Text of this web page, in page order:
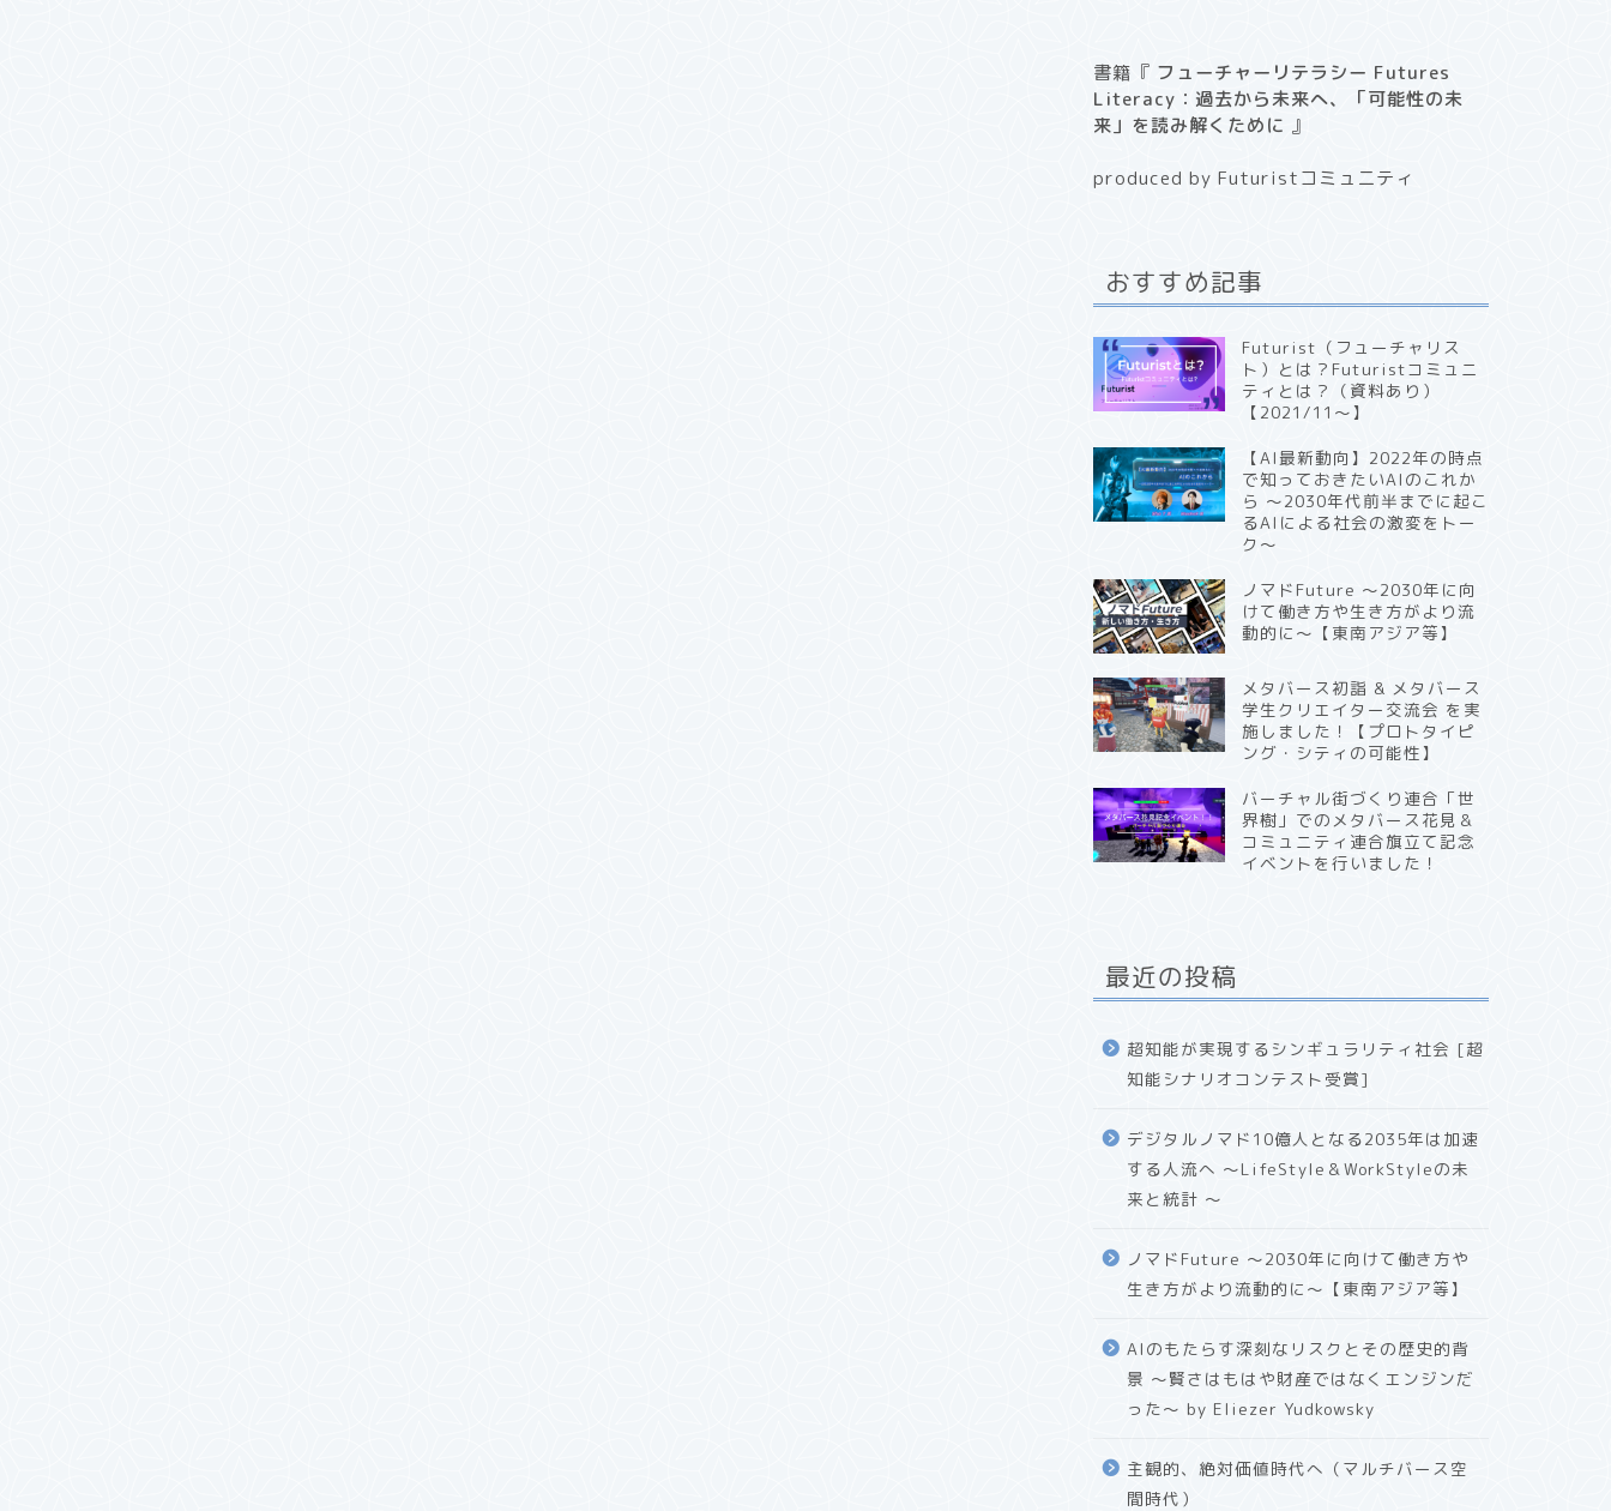
書籍『 フューチャーリテラシー Futures
Literacy：過去から未来へ、「可能性の未
来」を読み解くために 』
produced by Futuristコミュニティ
おすすめ記事
Futurist（フューチャリス
ト）とは？Futuristコミュニ
ティとは？（資料あり）
【2021/11〜】
【AI最新動向】2022年の時点
で知っておきたいAIのこれか
ら 〜2030年代前半までに起こ
るAIによる社会の激変をトー
ク〜
ノマドFuture 〜2030年に向
けて働き方や生き方がより流
動的に〜【東南アジア等】
メタバース初詣 & メタバース
学生クリエイター交流会 を実
施しました！【プロトタイピ
ング・シティの可能性】
バーチャル街づくり連合「世
界樹」でのメタバース花見＆
コミュニティ連合旗立て記念
イベントを行いました！
最近の投稿
超知能が実現するシンギュラリティ社会 [超
知能シナリオコンテスト受賞]
デジタルノマド10億人となる2035年は加速
する人流へ 〜LifeStyle＆WorkStyleの未
来と統計 〜
ノマドFuture 〜2030年に向けて働き方や
生き方がより流動的に〜【東南アジア等】
AIのもたらす深刻なリスクとその歴史的背
景 〜賢さはもはや財産ではなくエンジンだ
った〜 by Eliezer Yudkowsky
主観的、絶対価値時代へ（マルチバース空
間時代）